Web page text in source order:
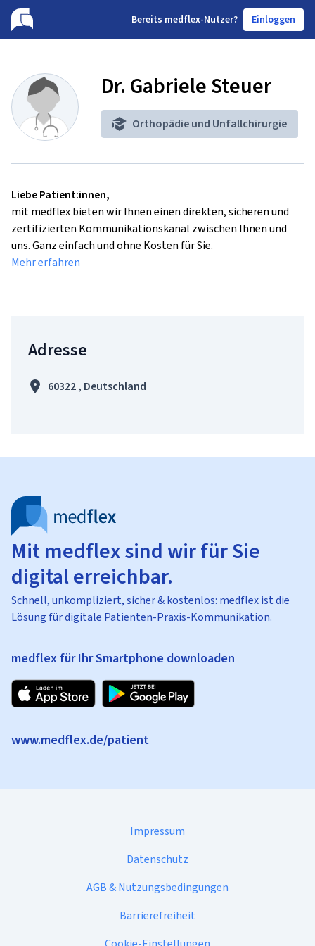
Bereits medflex-Nutzer? Einloggen
Dr. Gabriele Steuer
Orthopädie und Unfallchirurgie
Liebe Patient:innen,
mit medflex bieten wir Ihnen einen direkten, sicheren und
zertifizierten Kommunikationskanal zwischen Ihnen und
uns. Ganz einfach und ohne Kosten für Sie.
Mehr erfahren
Adresse
60322 , Deutschland
Mit medflex sind wir für Sie
digital erreichbar.
Schnell, unkompliziert, sicher & kostenlos: medflex ist die
Lösung für digitale Patienten-Praxis-Kommunikation.
medflex für Ihr Smartphone downloaden
www.medflex.de/patient
Impressum
Datenschutz
AGB & Nutzungsbedingungen
Barrierefreiheit